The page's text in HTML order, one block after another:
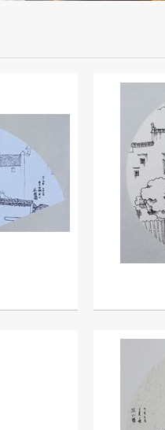
◇ 心怀皓月，致敬师恩|当教